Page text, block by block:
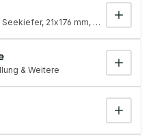
21x176 mm, Natur, honig
& Weitere